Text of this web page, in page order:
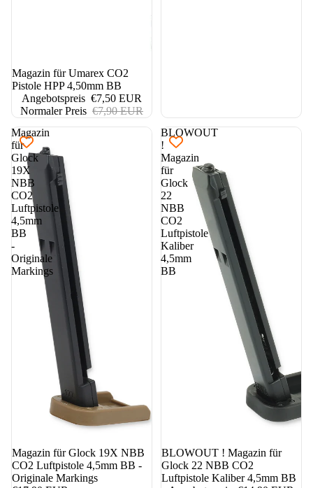
5%
Magazin für Umarex CO2
Pistole HPP 4,50mm BB
Angebotspreis €7,50 EUR
Normaler Preis €7,90 EUR
Magazin
für
Glock
19X
NBB
CO2
Luftpistole
4,5mm
BB
-
Originale
Markings
Magazin für Glock 19X NBB
CO2 Luftpistole 4,5mm BB -
Originale Markings
BLOWOUT
!
Magazin
für
Glock
22
NBB
CO2
Luftpistole
Kaliber
4,5mm
BB
17%
BLOWOUT ! Magazin für
Glock 22 NBB CO2
Luftpistole Kaliber 4,5mm BB